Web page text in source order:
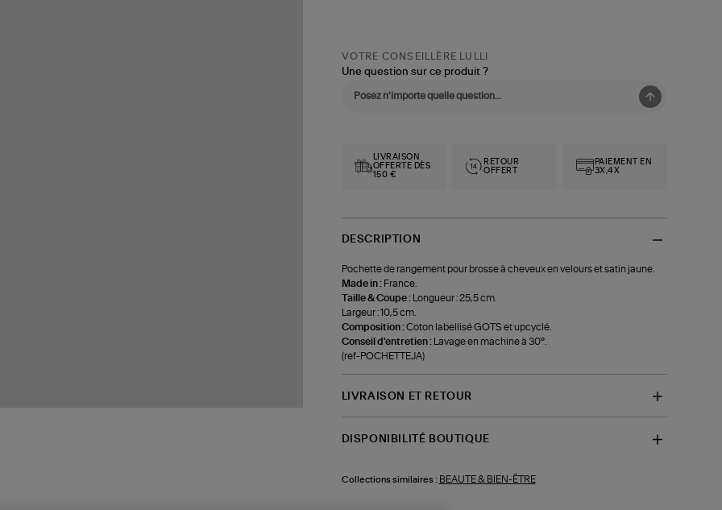
VOTRE CONSEILLÈRE LULLI
Une question sur ce produit ?
LIVRAISON
OFFERTE DÈS
150 €
RETOUR
OFFERT
PAIEMENT EN
3X,4X
DESCRIPTION
Pochette de rangement pour brosse à cheveux en velours et satin jaune.
Made in : France.
Taille & Coupe :
Longueur : 25,5 cm.
Largeur : 10,5 cm.
Composition :Coton labellisé GOTS et upcyclé.
Conseil d'entretien :
Lavage en machine à 30°.
(ref-POCHETTEJA)
LIVRAISON ET RETOUR
DISPONIBILITÉ BOUTIQUE
Collections similaires : BEAUTE & BIEN-ÊTRE